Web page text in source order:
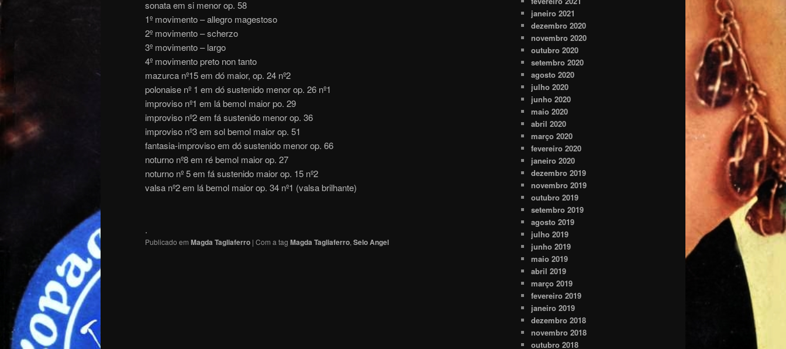
sonata em si menor op. 58
1º movimento – allegro magestoso
2º movimento – scherzo
3º movimento – largo
4º movimento preto non tanto
mazurca nº15 em dó maior, op. 24 nº2
polonaise nº 1 em dó sustenido menor op. 26 nº1
improviso nº1 em lá bemol maior po. 29
improviso nº2 em fá sustenido menor op. 36
improviso nº3 em sol bemol maior op. 51
fantasia-improviso em dó sustenido menor op. 66
noturno nº8 em ré bemol maior op. 27
noturno nº 5 em fá sustenido maior op. 15 nº2
valsa nº2 em lá bemol maior op. 34 nº1 (valsa brilhante)
.
Publicado em Magda Tagliaferro | Com a tag Magda Tagliaferro, Selo Angel
janeiro 2021
dezembro 2020
novembro 2020
outubro 2020
setembro 2020
agosto 2020
julho 2020
junho 2020
maio 2020
abril 2020
março 2020
fevereiro 2020
janeiro 2020
dezembro 2019
novembro 2019
outubro 2019
setembro 2019
agosto 2019
julho 2019
junho 2019
maio 2019
abril 2019
março 2019
fevereiro 2019
janeiro 2019
dezembro 2018
novembro 2018
outubro 2018